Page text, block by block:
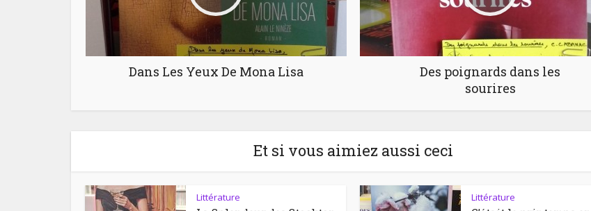
Dans Les Yeux De Mona Lisa
Des poignards dans les
sourires
Et si vous aimiez aussi ceci
Littérature Littérature